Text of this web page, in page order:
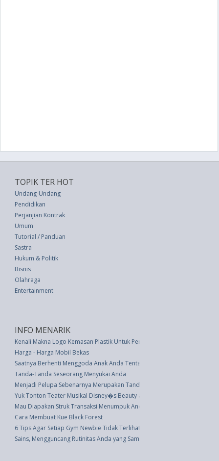
TOPIK TER HOT
Undang-Undang
Pendidikan
Perjanjian Kontrak
Umum
Tutorial / Panduan
Sastra
Hukum & Politik
Bisnis
Olahraga
Entertainment
INFO MENARIK
Kenali Makna Logo Kemasan Plastik Untuk Pemakaian Aman
Harga - Harga Mobil Bekas
Saatnya Berhenti Menggoda Anak Anda Tentang Hal-Hal Ini
Tanda-Tanda Seseorang Menyukai Anda
Menjadi Pelupa Sebenarnya Merupakan Tanda Kecerdasan Tinggi
Yuk Tonton Teater Musikal Disney�s Beauty and The Beast di Jakarta
Mau Diapakan Struk Transaksi Menumpuk Anda?
Cara Membuat Kue Black Forest
6 Tips Agar Setiap Gym Newbie Tidak Terlihat Seperti Idiot
Sains, Mengguncang Rutinitas Anda yang Sama Baik untuk Otak Anda